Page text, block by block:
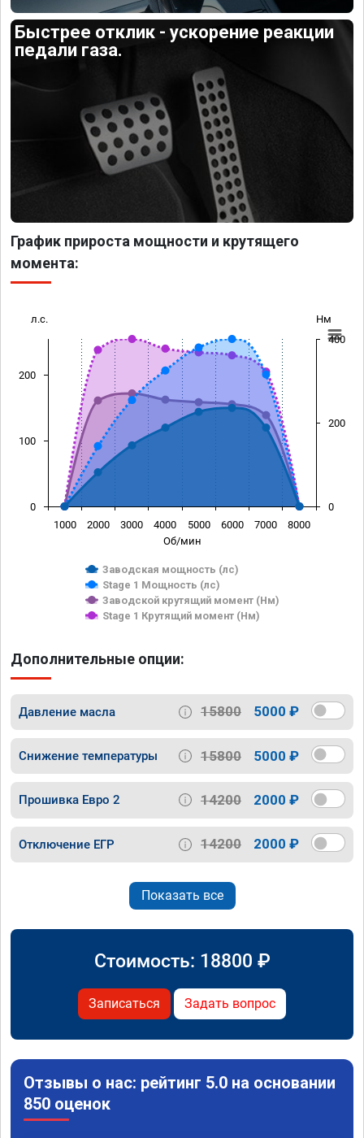
Быстрее отклик - ускорение реакции
педали газа.
График прироста мощности и крутящего
момента:
Об/мин
л.с. Нм
Заводская мощность (лс)
Stage 1 Мощность (лс)
Заводской крутящий момент (Нм)
Stage 1 Крутящий момент (Нм)
1000 2000 3000 4000 5000 6000 7000 8000
0
100
200
0
200
400
Дополнительные опции:
Давление масла 15800 5000 ₽
Снижение температуры 15800 5000 ₽
Прошивка Евро 2 14200 2000 ₽
Отключение ЕГР 14200 2000 ₽
Показать все
Стоимость: 18800 ₽
Записаться Задать вопрос
Отзывы о нас: рейтинг 5.0 на основании
850 оценок